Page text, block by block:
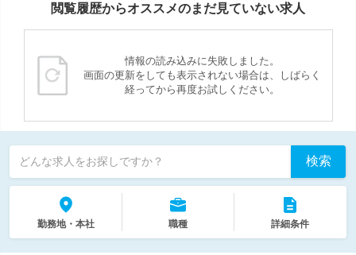
閲覧履歴からオススメのまだ見ていない求人
情報の読み込みに失敗しました。
画面の更新をしても表示されない場合は、しばらく
経ってから再度お試しください。
どんな求人をお探しですか？ 検索
勤務地・本社 職種 詳細条件